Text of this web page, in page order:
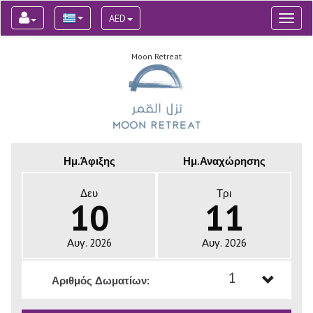
AED
Moon Retreat
Ημ.Άφιξης Ημ.Αναχώρησης
Δευ
10
Αυγ. 2026
Τρι
11
Αυγ. 2026
Αριθμός Δωματίων: 1